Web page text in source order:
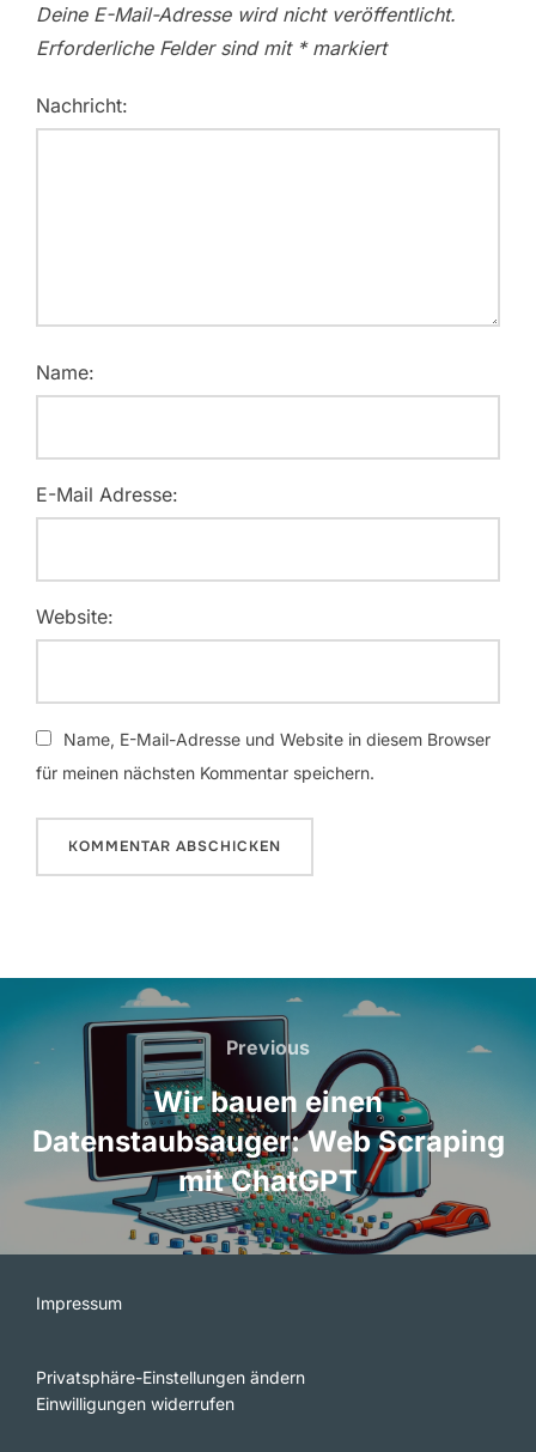
Deine E-Mail-Adresse wird nicht veröffentlicht.
Erforderliche Felder sind mit *markiert
Nachricht:
Name:
E-Mail Adresse:
Website:
Name, E-Mail-Adresse und Website in diesem Browser
für meinen nächsten Kommentar speichern.
Beitragsnavigation
Previous
Previous
Wir bauen einen
Datenstaubsauger: Web Scraping
mit ChatGPT
Impressum
Privatsphäre-Einstellungen ändern
Einwilligungen widerrufen